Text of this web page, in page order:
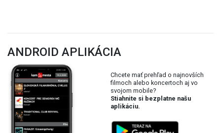
ANDROID APLIKÁCIA
Chcete mať prehľad o najnovších
filmoch alebo koncertoch aj vo
svojom mobile?
Stiahnite si bezplatne našu
aplikáciu.